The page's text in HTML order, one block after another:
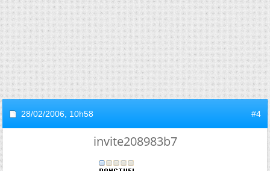
28/02/2006, 10h58 #4
invite208983b7